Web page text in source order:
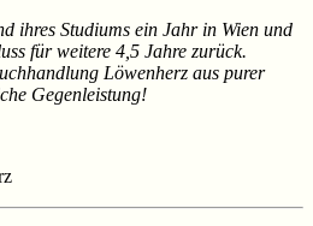
ihres Studiums ein Jahr in Wien und
für weitere 4,5 Jahre zurück.
Löwenherz aus purer
Gegenleistung!